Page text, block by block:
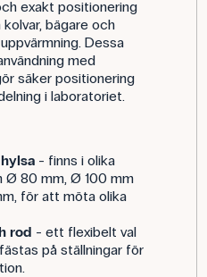
exakt positionering
bägare och
Dessa
med
säker positionering
i laboratoriet.
- finns i olika
Ø 80 mm, Ø 100 mm
för att möta olika
rod - ett flexibelt val
på ställningar för